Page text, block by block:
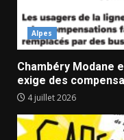
Alpes
Chambéry Modane
exige des
4 juillet 2026